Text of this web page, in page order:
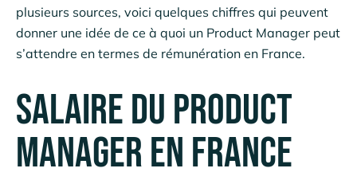
plusieurs sources, voici quelques chiffres qui peuvent
donner une idée de ce à quoi un Product Manager peut
s’attendre en termes de rémunération en France.
Salaire du Product
Manager en France